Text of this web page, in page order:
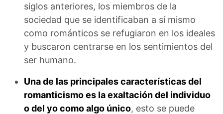
siglos anteriores, los miembros de la
sociedad que se identificaban a sí mismo
como románticos se refugiaron en los ideales
y buscaron centrarse en los sentimientos del
ser humano.
Una de las principales características del
romanticismo es la exaltación del individuo
o del yo como algo único, esto se puede